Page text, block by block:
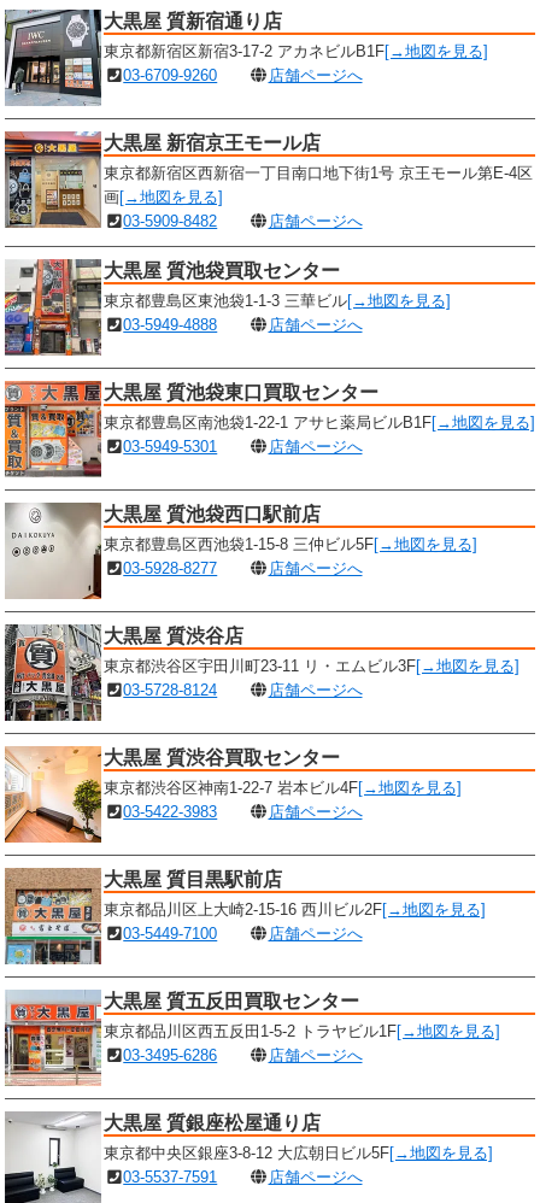
大黒屋 質新宿通り店
東京都新宿区新宿3-17-2 アカネビルB1F[→地図を見る]
03-6709-9260
店舗ページへ
大黒屋 新宿京王モール店
東京都新宿区西新宿一丁目南口地下街1号 京王モール第E-4区
画[→地図を見る]
03-5909-8482
店舗ページへ
大黒屋 質池袋買取センター
東京都豊島区東池袋1-1-3 三華ビル[→地図を見る]
03-5949-4888
店舗ページへ
大黒屋 質池袋東口買取センター
東京都豊島区南池袋1-22-1 アサヒ薬局ビルB1F[→地図を見る]
03-5949-5301
店舗ページへ
大黒屋 質池袋西口駅前店
東京都豊島区西池袋1-15-8 三仲ビル5F[→地図を見る]
03-5928-8277
店舗ページへ
大黒屋 質渋谷店
東京都渋谷区宇田川町23-11 リ・エムビル3F[→地図を見る]
03-5728-8124
店舗ページへ
大黒屋 質渋谷買取センター
東京都渋谷区神南1-22-7 岩本ビル4F[→地図を見る]
03-5422-3983
店舗ページへ
大黒屋 質目黒駅前店
東京都品川区上大崎2-15-16 西川ビル2F[→地図を見る]
03-5449-7100
店舗ページへ
大黒屋 質五反田買取センター
東京都品川区西五反田1-5-2 トラヤビル1F[→地図を見る]
03-3495-6286
店舗ページへ
大黒屋 質銀座松屋通り店
東京都中央区銀座3-8-12 大広朝日ビル5F[→地図を見る]
03-5537-7591
店舗ページへ